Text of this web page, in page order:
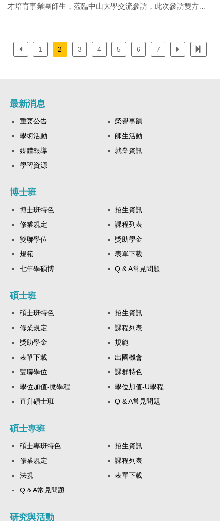
才培育事業團師生，蒞臨中山大學交流參訪，此次參訪雙方亦
評！！！！（台灣人的阿嬤魂上身） 活動中，本所學生擔任校
1 2 3 4 5 6 7
最新消息
重要公告
榮譽事蹟
學術活動
師生活動
媒體報導
就業資訊
學習資源
博士班
博士班特色
招生資訊
修業規定
課程列表
雙聯學位
獎助學金
規範
表單下載
七年學碩博
Q & A常見問題
碩士班
碩士班特色
招生資訊
修業規定
課程列表
獎助學金
規範
表單下載
出國機會
雙聯學位
課群特色
學位加值-微學程
學位加值-U學程
直升碩士班
Q & A常見問題
碩士專班
碩士專班特色
招生資訊
修業規定
課程列表
法規
表單下載
Q & A常見問題
研究與活動